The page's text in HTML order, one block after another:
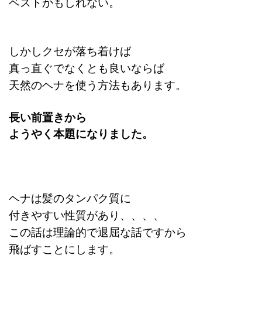
しかしクセが落ち着けば
真っ直ぐでなくとも良いならば
天然のヘナを使う方法もあります。
長い前置きから
ようやく本題になりました。
ヘナは髪のタンパク質に
付きやすい性質があり、、、、
この話は理論的で退屈な話ですから
飛ばすことにします。